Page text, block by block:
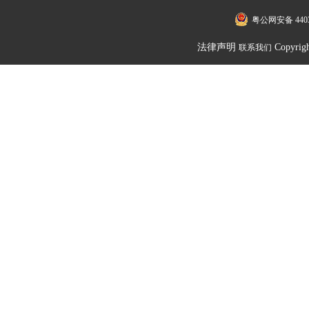
粤公网安备
法律声明 联系我们